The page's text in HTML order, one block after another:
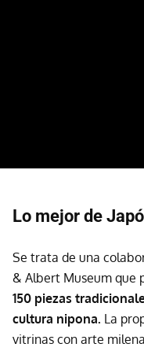
Lo mejor de
Se trata de una
& Albert Museum que
150 piezas
cultura nipona. La
vitrinas con arte